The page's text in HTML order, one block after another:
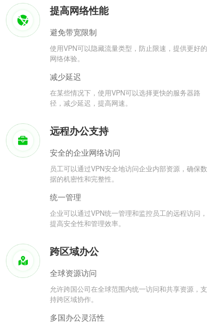
提高网络性能
避免带宽限制
使用VPN可以隐藏流量类型，防止限速，提供更好的
网络体验。
减少延迟
在某些情况下，使用VPN可以选择更快的服务器路
径，减少延迟，提高网速。
远程办公支持
安全的企业网络访问
员工可以通过VPN安全地访问企业内部资源，确保数
据的机密性和完整性。
统一管理
企业可以通过VPN统一管理和监控员工的远程访问，
提高安全性和管理效率。
跨区域办公
全球资源访问
允许跨国公司在全球范围内统一访问和共享资源，支
持跨区域协作。
多国办公灵活性